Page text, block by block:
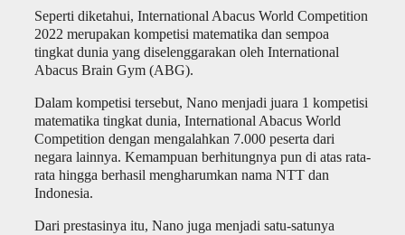
Seperti diketahui, International Abacus World Competition
2022 merupakan kompetisi matematika dan sempoa
tingkat dunia yang diselenggarakan oleh International
Abacus Brain Gym (ABG).
Dalam kompetisi tersebut, Nano menjadi juara 1 kompetisi
matematika tingkat dunia, International Abacus World
Competition dengan mengalahkan 7.000 peserta dari
negara lainnya. Kemampuan berhitungnya pun di atas rata-
rata hingga berhasil mengharumkan nama NTT dan
Indonesia.
Dari prestasinya itu, Nano juga menjadi satu-satunya